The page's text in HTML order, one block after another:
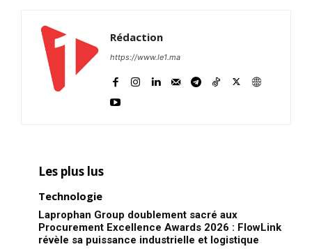
Rédaction
https://www.le1.ma
Les plus lus
Technologie
Laprophan Group doublement sacré aux
Procurement Excellence Awards 2026 : FlowLink
révèle sa puissance industrielle et logistique